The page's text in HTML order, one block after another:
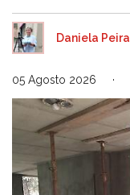
Daniela Peira
05 Agosto 2026